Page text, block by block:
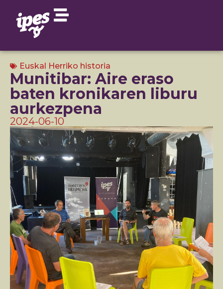
Euskal Herriko historia
Munitibar: Aire eraso
baten kronikaren liburu
aurkezpena
2024-06-10